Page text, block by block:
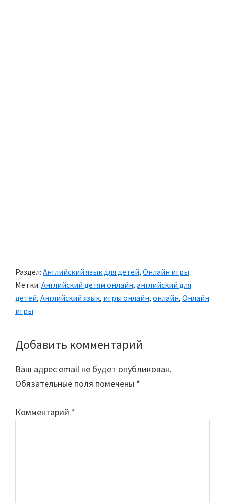
Раздел: Английский язык для детей, Онлайн игры
Метки: Английский детям онлайн, английский для
детей, Английский язык, игры онлайн, онлайн, Онлайн
игры
Reader
Interactions
Добавить комментарий
Ваш адрес email не будет опубликован.
Обязательные поля помечены *
Комментарий *